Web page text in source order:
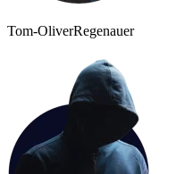
Tom-OliverRegenauer